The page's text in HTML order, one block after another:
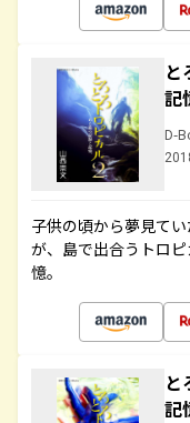
と
記
D-
子供の頃から夢見て
が、島で出合うトロ
憶。
と
記